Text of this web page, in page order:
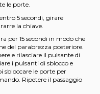
le porte.
5 secondi, girare
la chiave.
per 15 secondi in modo che
del parabrezza posteriore.
e rilasciare il pulsante di
i pulsanti di sblocco e
sbloccare le porte per
Ripetere il passaggio